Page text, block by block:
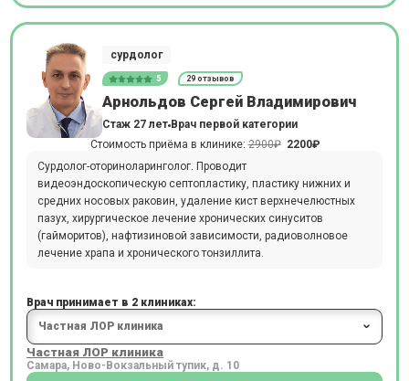
сурдолог
5 29 отзывов
Арнольдов Сергей Владимирович
Стаж 27 лет Врач первой категории
Стоимость приёма в клинике:2900₽ 2200₽
Сурдолог-оториноларинголог. Проводит
видеоэндоскопическую септопластику, пластику нижних и
средних носовых раковин, удаление кист верхнечелюстных
пазух, хирургическое лечение хронических синуситов
(гайморитов), нафтизиновой зависимости, радиоволновое
лечение храпа и хронического тонзиллита.
Врач принимает в 2 клиниках:
Частная ЛОР клиника
Самара, Ново-Вокзальный тупик, д. 10